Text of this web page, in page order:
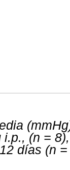
(n =
días (n